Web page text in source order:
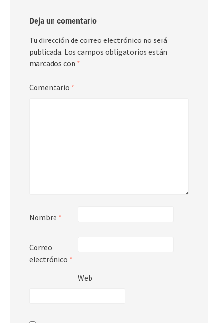
Deja un comentario
Tu dirección de correo electrónico no será
publicada. Los campos obligatorios están
marcados con *
Comentario *
Nombre *
Correo
electrónico *
Web